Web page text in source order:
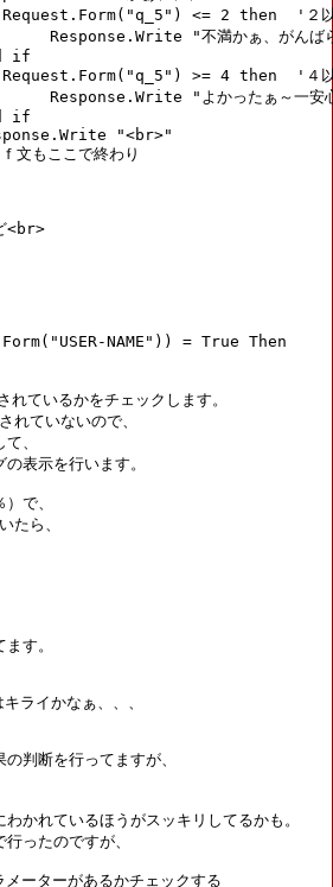
もここで終わり
<br>
NAME")) = True Then
ているかをチェックします。
れていないので、
、
表示を行います。
で、
たら、
す。
ライかなぁ、、、
判断を行ってますが、
かれているほうがスッキリしてるかも。
ったのですが、
ーターがあるかチェックする